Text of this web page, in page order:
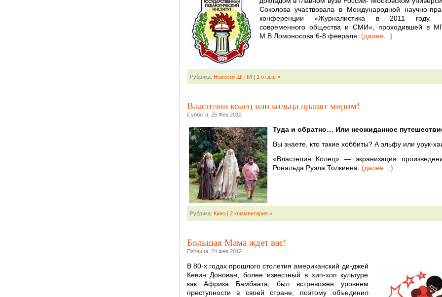
Соколова участвовала в Международной научно-
конференции «Журналистика в 2011 году.
современного общества и СМИ», проходившей в
М.В.Ломоносова 6-8 февраля. (далее…)
Рубрика: Новости ШГПИ | 1 отзыв »
Властелин колец или кольца правят миром!
Суббота, 25 Фев 2012
Туда и обратно… Или неожиданное
Вы знаете, кто такие хоббиты? А эльфу или урук-
«Властелин Колец» — экранизация
Рональда Руэла Толкиена. (далее…)
Рубрика: Кино| 2 комментария »
Большая Мама ждет вас!
Пятница, 24 Фев 2012
В 80-х годах прошлого столетия американский ди-джей
Кевин Донован, более известный в хип-хоп культуре
как Африка Бамбаата, был встревожен уровнем
преступности в своей стране, поэтому объединил